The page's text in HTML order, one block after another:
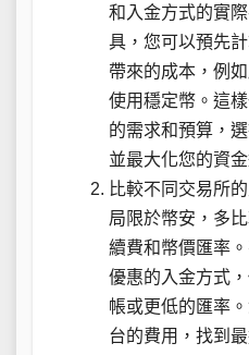
和入金方式的實
具，您可以預先
帶來的成本，例
使用穩定幣。這
的需求和預算，
並最大化您的資金
比較不同交易所
局限於幣安，多
續費和幣價匯率
優惠的入金方式
帳或更低的匯率
台的費用，找到